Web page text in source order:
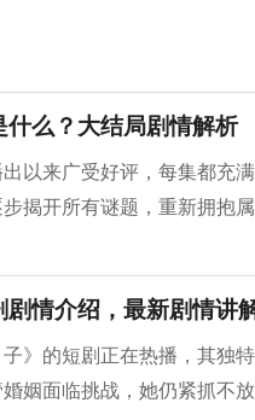
么？大结局剧情解析
出以来广受好评，每集都充
揭开所有谜题，重新拥抱
情介绍，最新剧情讲
》的短剧正在热播，其独
姻面临挑战，她仍紧抓不